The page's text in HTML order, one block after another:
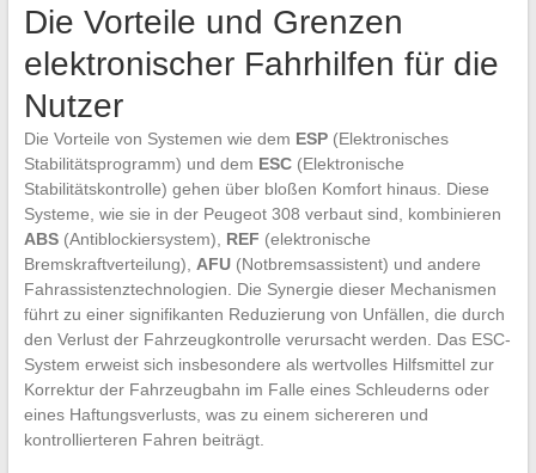
Die Vorteile und Grenzen
elektronischer Fahrhilfen für die
Nutzer
Die Vorteile von Systemen wie dem ESP(Elektronisches
Stabilitätsprogramm) und dem ESC(Elektronische
Stabilitätskontrolle) gehen über bloßen Komfort hinaus. Diese
Systeme, wie sie in der Peugeot 308 verbaut sind, kombinieren
ABS(Antiblockiersystem), REF (elektronische
Bremskraftverteilung), AFU(Notbremsassistent) und andere
Fahrassistenztechnologien. Die Synergie dieser Mechanismen
führt zu einer signifikanten Reduzierung von Unfällen, die durch
den Verlust der Fahrzeugkontrolle verursacht werden. Das ESC-
System erweist sich insbesondere als wertvolles Hilfsmittel zur
Korrektur der Fahrzeugbahn im Falle eines Schleuderns oder
eines Haftungsverlusts, was zu einem sichereren und
kontrollierteren Fahren beiträgt.